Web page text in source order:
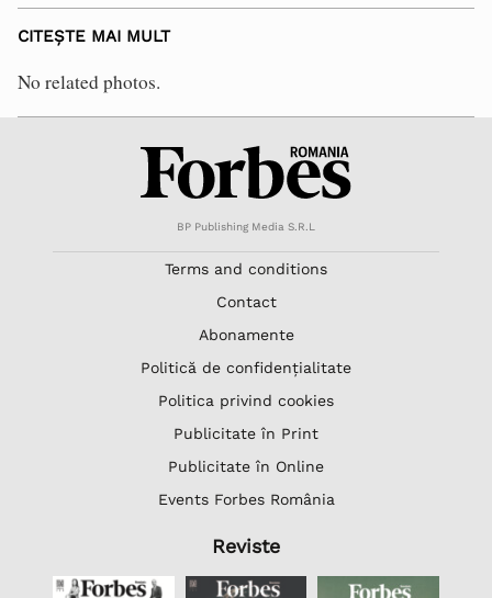
CITEȘTE MAI MULT
No related photos.
BP Publishing Media S.R.L
Terms and conditions
Contact
Abonamente
Politică de confidențialitate
Politica privind cookies
Publicitate în Print
Publicitate în Online
Events Forbes România
Reviste